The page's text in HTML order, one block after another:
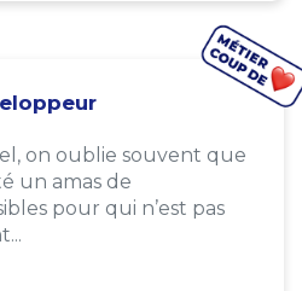
on oublie souvent que
un amas de
pour qui n’est pas